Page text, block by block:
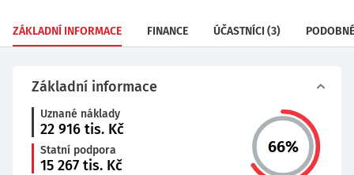
ZÁKLADNÍ INFORMACE FINANCE ÚČASTNÍCI (3)
Základní informace
Uznané náklady
22 916 tis. Kč
Statní podpora
15 267 tis. Kč
66%